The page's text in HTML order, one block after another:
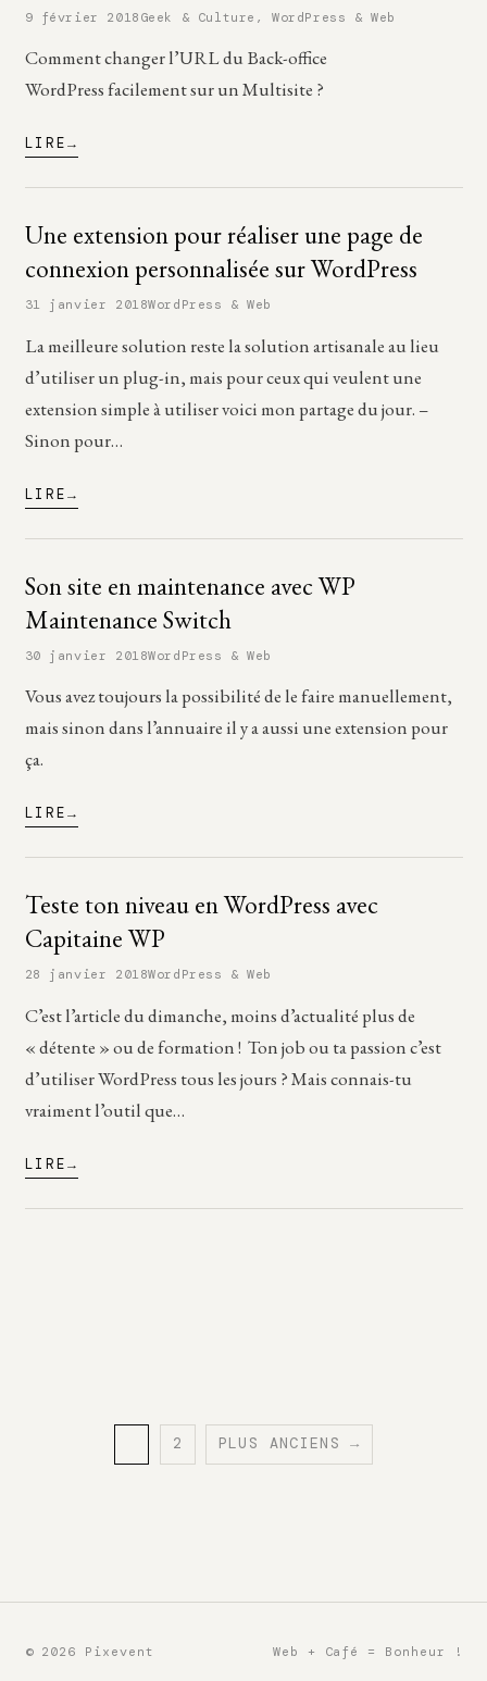
9 février 2018Geek & Culture ,WordPress & Web
Comment changer l’URL du Back-office
WordPress facilement sur un Multisite ?
LIRE
Une extension pour réaliser une page de
connexion personnalisée sur WordPress
31 janvier 2018WordPress & Web
La meilleure solution reste la solution artisanale au lieu
d’utiliser un plug-in, mais pour ceux qui veulent une
extension simple à utiliser voici mon partage du jour. –
Sinon pour…
LIRE
Son site en maintenance avec WP
Maintenance Switch
30 janvier 2018WordPress & Web
Vous avez toujours la possibilité de le faire manuellement,
mais sinon dans l’annuaire il y a aussi une extension pour
ça.
LIRE
Teste ton niveau en WordPress avec
Capitaine WP
28 janvier 2018WordPress & Web
C’est l’article du dimanche, moins d’actualité plus de
« détente » ou de formation ! Ton job ou ta passion c’est
d’utiliser WordPress tous les jours ? Mais connais-tu
vraiment l’outil que…
LIRE
Pagination
PAGE PAGE
2 PLUS ANCIENS →
© 2026 Pixevent Web + Café = Bonheur !